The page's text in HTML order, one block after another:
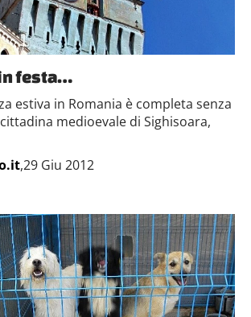
festa…
estiva in Romania è completa senza
medioevale di Sighisoara,
,29 Giu 2012